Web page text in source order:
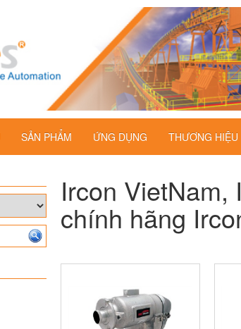
SẢN PHẨM ỨNG DỤNG THƯƠNG HIỆU
Ircon VietNam,
chính hãng